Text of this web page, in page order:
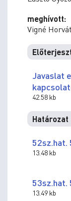
meghívott:
Vigné
Javaslat
42.58 kb
Határozat
52sz.hat.
13.48 kb
53sz.hat.
13.49 kb